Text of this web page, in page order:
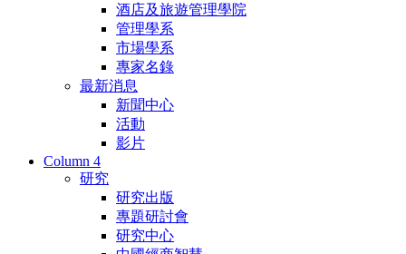
酒店及旅遊管理學院
管理學系
市場學系
專家名錄
最新消息
新聞中心
活動
影片
Column 4
研究
研究出版
專題研討會
研究中心